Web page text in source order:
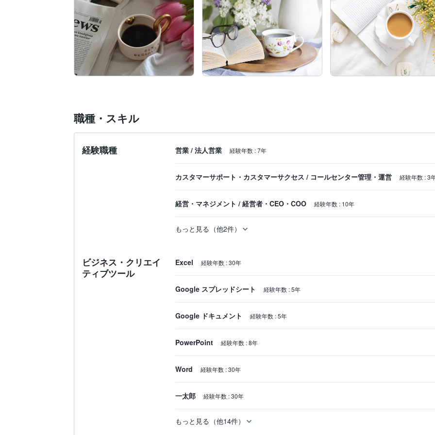
職種・スキル
経験職種 営業 / 法人営業 経験年数 :7年
カスタマーサポート・カスタマーサクセス / コールセンター管理・運営 経験年数 :3
経営・マネジメント / 経営者・CEO・COO 経験年数 : 10年
もっと見る（他2件）
ビジネス・クリエイ
ティブツール
Excel 経験年数 :30年
Google スプレッドシート 経験年数 :5年
Google ドキュメント 経験年数 :5年
PowerPoint 経験年数 :8年
Word 経験年数 :30年
一太郎 経験年数 :30年
もっと見る（他14件）